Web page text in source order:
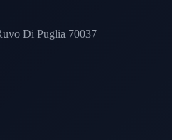
Di Puglia 70037